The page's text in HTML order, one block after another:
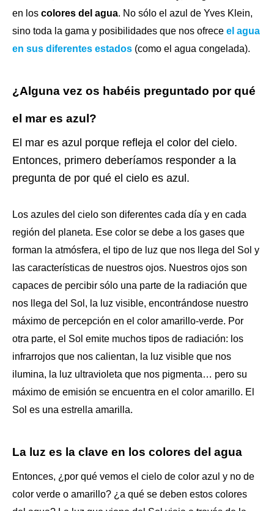
en los colores del agua. No sólo el azul de Yves Klein,
sino toda la gama y posibilidades que nos ofrece el agua
en sus diferentes estados (como el agua congelada).
¿Alguna vez os habéis preguntado por qué
el mar es azul?
El mar es azul porque refleja el color del cielo.
Entonces, primero deberíamos responder a la
pregunta de por qué el cielo es azul.
Los azules del cielo son diferentes cada día y en cada
región del planeta. Ese color se debe a los gases que
forman la atmósfera, el tipo de luz que nos llega del Sol y
las características de nuestros ojos. Nuestros ojos son
capaces de percibir sólo una parte de la radiación que
nos llega del Sol, la luz visible, encontrándose nuestro
máximo de percepción en el color amarillo-verde. Por
otra parte, el Sol emite muchos tipos de radiación: los
infrarrojos que nos calientan, la luz visible que nos
ilumina, la luz ultravioleta que nos pigmenta… pero su
máximo de emisión se encuentra en el color amarillo. El
Sol es una estrella amarilla.
La luz es la clave en los colores del agua
Entonces, ¿por qué vemos el cielo de color azul y no de
color verde o amarillo? ¿a qué se deben estos colores